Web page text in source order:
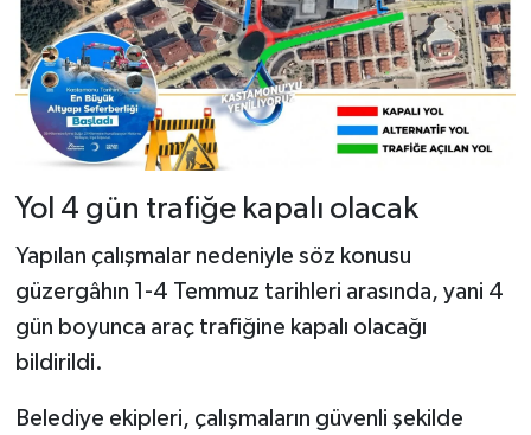
Yol 4 gün trafiğe kapalı olacak
Yapılan çalışmalar nedeniyle söz konusu
güzergâhın 1-4 Temmuz tarihleri arasında, yani 4
gün boyunca araç trafiğine kapalı olacağı
bildirildi.
Belediye ekipleri, çalışmaların güvenli şekilde